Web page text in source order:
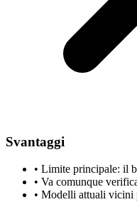
Svantaggi
• Limite principale: il
• Va comunque
• Modelli attuali vicini